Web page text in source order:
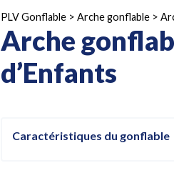
PLV Gonflable > Arche gonflable >
Arche
d’Enfants
Caractéristiques du gonflable